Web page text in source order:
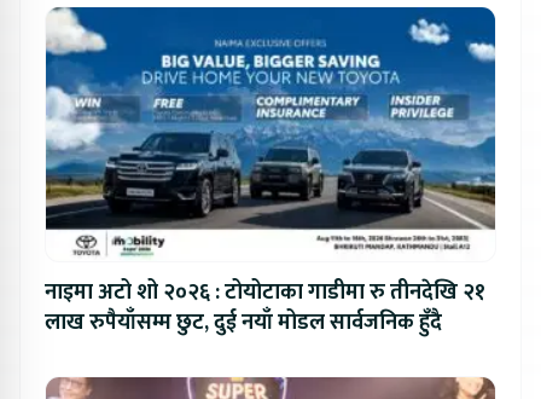
नाइमा अटो शो २०२६ : टोयोटाका गाडीमा रु तीनदेखि २१
लाख रुपैयाँसम्म छुट, दुई नयाँ मोडल सार्वजनिक हुँदै